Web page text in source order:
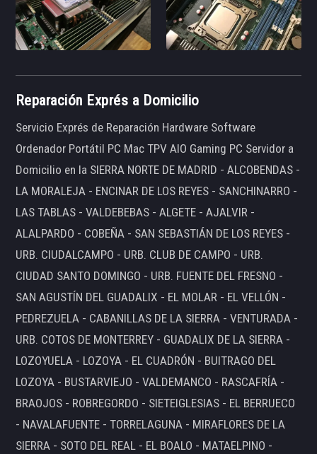
Reparación Exprés a Domicilio
Servicio Exprés de Reparación Hardware Software
Ordenador Portátil PC Mac TPV AIO Gaming PC Servidor a
Domicilio en la SIERRA NORTE DE MADRID - ALCOBENDAS -
LA MORALEJA - ENCINAR DE LOS REYES - SANCHINARRO -
LAS TABLAS - VALDEBEBAS - ALGETE - AJALVIR -
ALALPARDO - COBEÑA - SAN SEBASTIÁN DE LOS REYES -
URB. CIUDALCAMPO - URB. CLUB DE CAMPO - URB.
CIUDAD SANTO DOMINGO - URB. FUENTE DEL FRESNO -
SAN AGUSTÍN DEL GUADALIX - EL MOLAR - EL VELLÓN -
PEDREZUELA - CABANILLAS DE LA SIERRA - VENTURADA -
URB. COTOS DE MONTERREY - GUADALIX DE LA SIERRA -
LOZOYUELA - LOZOYA - EL CUADRÓN - BUITRAGO DEL
LOZOYA - BUSTARVIEJO - VALDEMANCO - RASCAFRÍA -
BRAOJOS - ROBREGORDO - SIETEIGLESIAS - EL BERRUECO
- NAVALAFUENTE - TORRELAGUNA - MIRAFLORES DE LA
SIERRA - SOTO DEL REAL - EL BOALO - MATAELPINO -